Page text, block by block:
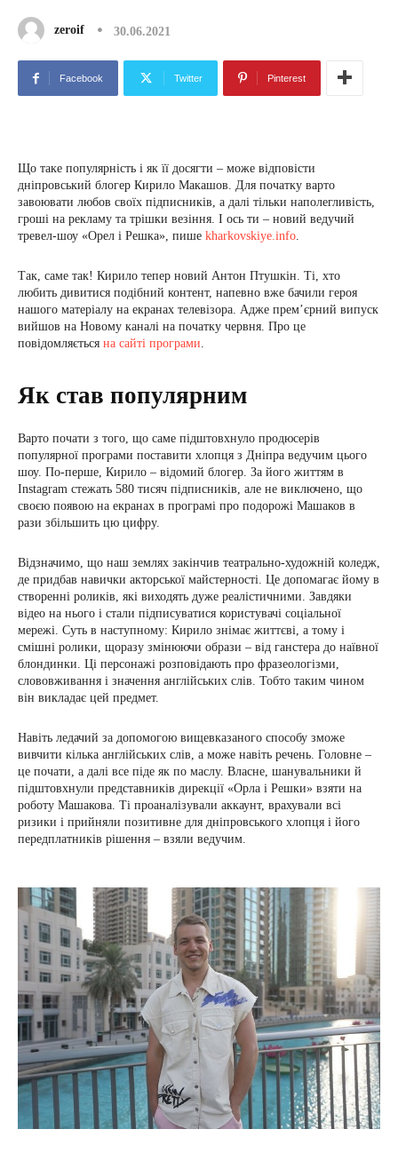
zeroif 30.06.2021
Facebook Twitter Pinterest
Що таке популярність і як її досягти – може відповісти
дніпровський блогер Кирило Макашов. Для початку варто
завоювати любов своїх підписників, а далі тільки наполегливість,
гроші на рекламу та трішки везіння. І ось ти – новий ведучий
тревел-шоу «Орел і Решка», пише kharkovskiye.info.
Так, саме так! Кирило тепер новий Антон Птушкін. Ті, хто
любить дивитися подібний контент, напевно вже бачили героя
нашого матеріалу на екранах телевізора. Адже прем’єрний випуск
вийшов на Новому каналі на початку червня. Про це
повідомляється на сайті програми.
Як став популярним
Варто почати з того, що саме підштовхнуло продюсерів
популярної програми поставити хлопця з Дніпра ведучим цього
шоу. По-перше, Кирило – відомий блогер. За його життям в
Instagram стежать 580 тисяч підписників, але не виключено, що
своєю появою на екранах в програмі про подорожі Машаков в
рази збільшить цю цифру.
Відзначимо, що наш землях закінчив театрально-художній коледж,
де придбав навички акторської майстерності. Це допомагає йому в
створенні роликів, які виходять дуже реалістичними. Завдяки
відео на нього і стали підписуватися користувачі соціальної
мережі. Суть в наступному: Кирило знімає життєві, а тому і
смішні ролики, щоразу змінюючи образи – від ганстера до наївної
блондинки. Ці персонажі розповідають про фразеологізми,
слововживання і значення англійських слів. Тобто таким чином
він викладає цей предмет.
Навіть ледачий за допомогою вищевказаного способу зможе
вивчити кілька англійських слів, а може навіть речень. Головне –
це почати, а далі все піде як по маслу. Власне, шанувальники й
підштовхнули представників дирекції «Орла і Решки» взяти на
роботу Машакова. Ті проаналізували аккаунт, врахували всі
ризики і прийняли позитивне для дніпровського хлопця і його
передплатників рішення – взяли ведучим.